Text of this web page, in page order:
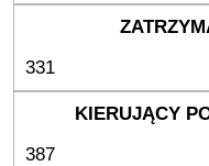
331
387